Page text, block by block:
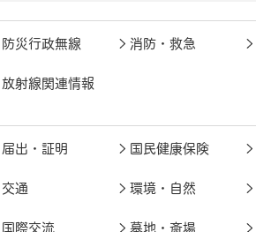
防災行政無線 消防・救急
放射線関連情報
届出・証明 国民健康保険
交通 環境・自然
国際交流 墓地・斎場